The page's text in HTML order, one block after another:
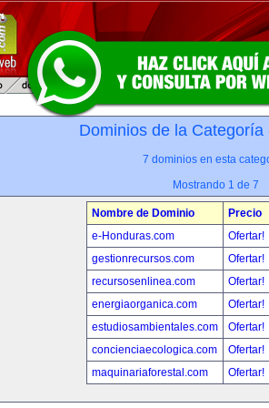
Dominios de la
7 dominios en esta
Mostrando 1 de 7
Nombre de Dominio
Precio
e-Honduras.com
Ofertar!
gestionrecursos.com
Ofertar!
recursosenlinea.com
Ofertar!
energiaorganica.com
Ofertar!
estudiosambientales.com
Ofertar!
concienciaecologica.com
Ofertar!
maquinariaforestal.com
Ofertar!